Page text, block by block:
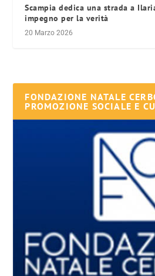
Scampia dedica una strada a
impegno per la verità
20 Marzo 2026
FONDAZIONE NATALE
PROMOZIONE SOCIALE E